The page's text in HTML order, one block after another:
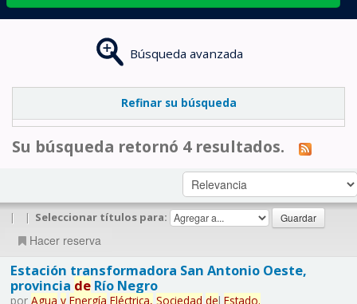
Búsqueda avanzada
Refinar su búsqueda
Su búsqueda retornó 4 resultados.
| | Seleccionar títulos para:
Hacer reserva
Estación transformadora San Antonio Oeste,
provincia deRío Negro
por Agua y Energía Eléctrica, Sociedad del Estado.